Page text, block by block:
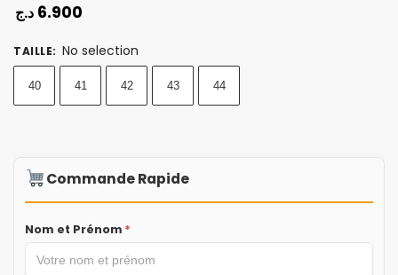
6.900 د.ج
TAILLE: No selection
40 41 42 43 44
Commande Rapide
Nom et Prénom *